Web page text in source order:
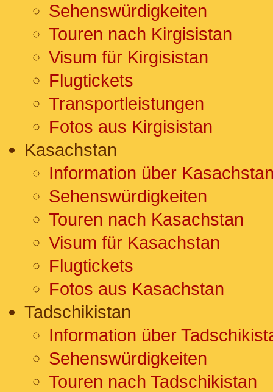
Sehenswürdigkeiten
Touren nach Kirgisistan
Visum für Kirgisistan
Flugtickets
Transportleistungen
Fotos aus Kirgisistan
Kasachstan
Information über
Sehenswürdigkeiten
Touren nach Kasachstan
Visum für Kasachstan
Flugtickets
Fotos aus Kasachstan
Tadschikistan
Information über
Sehenswürdigkeiten
Touren nach Tadschikistan